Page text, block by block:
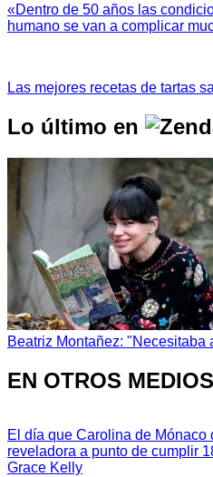
«Dentro de 50 años las
humano se van a complicar
Las mejores recetas de tartas
Lo último en
Beatriz Montañez: "Necesitaba
EN OTROS MEDIOS
El día que Carolina de Mónaco
reveladora a punto de cumplir
Grace Kelly